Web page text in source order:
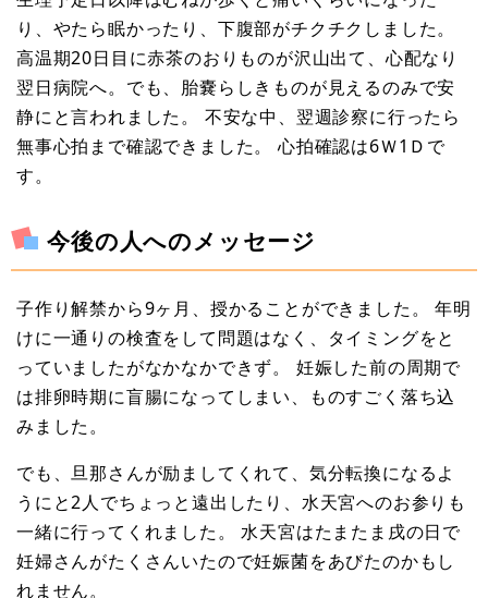
り、やたら眠かったり、下腹部がチクチクしました。
高温期20日目に赤茶のおりものが沢山出て、心配なり
翌日病院へ。でも、胎嚢らしきものが見えるのみで安
静にと言われました。 不安な中、翌週診察に行ったら
無事心拍まで確認できました。 心拍確認は6Ｗ1Ｄで
す。
今後の人へのメッセージ
子作り解禁から9ヶ月、授かることができました。 年明
けに一通りの検査をして問題はなく、タイミングをと
っていましたがなかなかできず。 妊娠した前の周期で
は排卵時期に盲腸になってしまい、ものすごく落ち込
みました。
でも、旦那さんが励ましてくれて、気分転換になるよ
うにと2人でちょっと遠出したり、水天宮へのお参りも
一緒に行ってくれました。 水天宮はたまたま戌の日で
妊婦さんがたくさんいたので妊娠菌をあびたのかもし
れません。